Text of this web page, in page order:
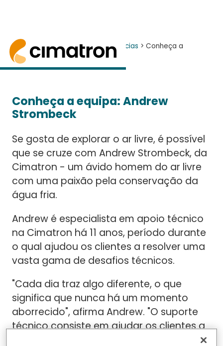
Home> Notícias e Eventos >Notícias > Conheça a
equipa: Andrew Strombeck
Conheça a equipa: Andrew
Strombeck
Se gosta de explorar o ar livre, é possível
que se cruze com Andrew Strombeck, da
Cimatron - um ávido homem do ar livre
com uma paixão pela conservação da
água fria.
Andrew é especialista em apoio técnico
na Cimatron há 11 anos, período durante
o qual ajudou os clientes a resolver uma
vasta gama de desafios técnicos.
"Cada dia traz algo diferente, o que
significa que nunca há um momento
aborrecido", afirma Andrew. "O suporte
técnico consiste em ajudar os clientes a